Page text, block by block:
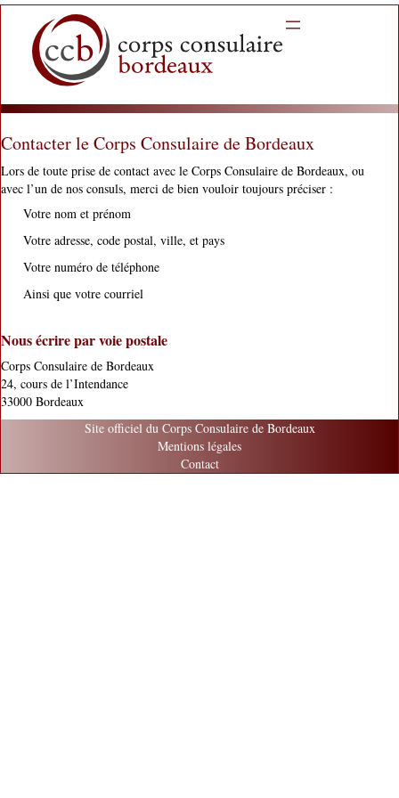
Aller
Contacter le Corps Consulaire de Bordeaux
Lors de toute prise de contact avec le Corps Consulaire de Bordeaux, ou
avec l’un de nos consuls, merci de bien vouloir toujours préciser :
Votre nom et prénom
Votre adresse, code postal, ville, et pays
Votre numéro de téléphone
Ainsi que votre courriel
Nous écrire par voie postale
Corps Consulaire de Bordeaux
24, cours de l’Intendance
33000 Bordeaux
Site officiel du Corps Consulaire de Bordeaux
Mentions légales
Contact